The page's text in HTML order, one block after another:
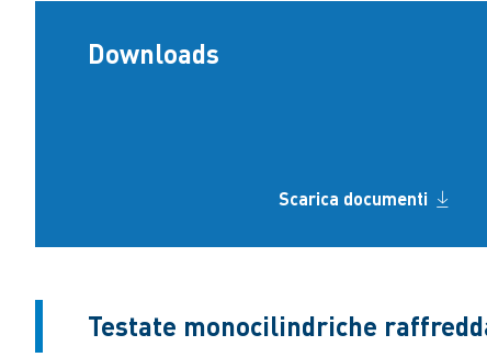
Downloads
Scarica documenti
Testate monocilindriche